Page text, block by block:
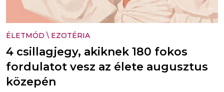
ÉLETMÓD \ EZOTÉRIA
4 csillagjegy, akiknek 180 fokos
fordulatot vesz az élete augusztus
közepén